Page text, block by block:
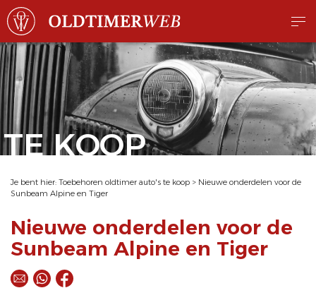
TE KOOP
Je bent hier: Toebehoren oldtimer auto's te koop > Nieuwe onderdelen voor de
Sunbeam Alpine en Tiger
Nieuwe onderdelen voor de
Sunbeam Alpine en Tiger